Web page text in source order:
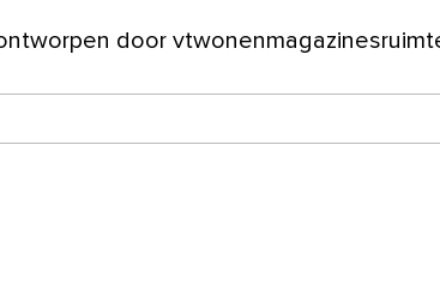
door vtwonenmagazines